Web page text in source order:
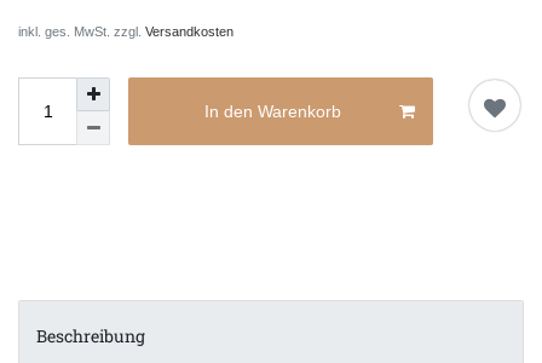
inkl. ges. MwSt. zzgl. Versandkosten
In den Warenkorb
Beschreibung